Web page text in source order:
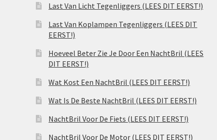
Last Van Licht Tegenliggers (LEES DIT EERST!)
Last Van Koplampen Tegenliggers (LEES DIT
EERST!)
Hoeveel Beter Zie Je Door Een NachtBril (LEES
DIT EERST!)
Wat Kost Een NachtBril (LEES DIT EERST!)
Wat Is De Beste NachtBril (LEES DIT EERST!)
NachtBril Voor De Fiets (LEES DIT EERST!)
NachtBril Voor De Motor (LEES DIT EERST!)